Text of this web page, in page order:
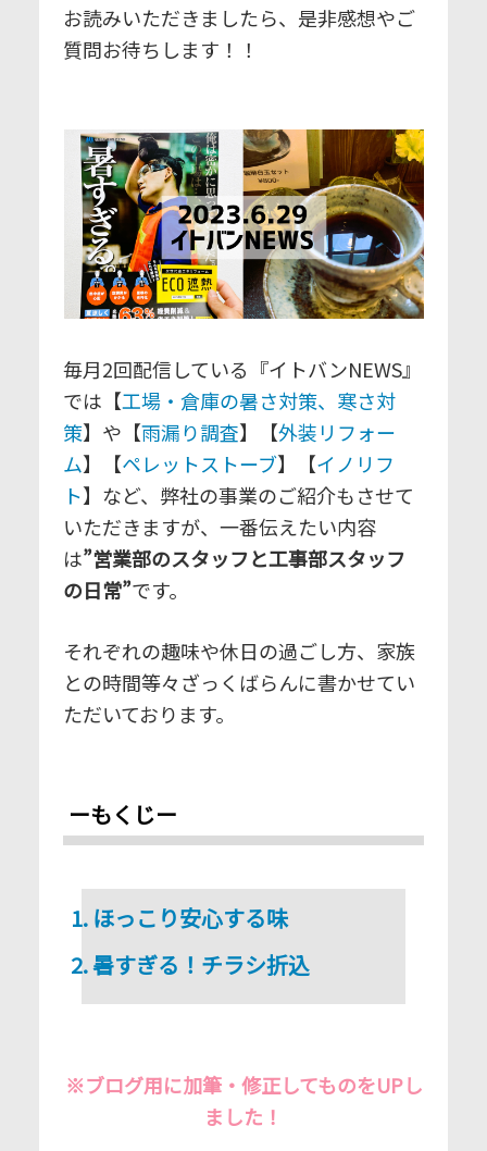
お読みいただきましたら、是非感想やご
質問お待ちします！！
毎月2回配信している『イトバンNEWS』
では【工場・倉庫の暑さ対策、寒さ対
策】や【雨漏り調査】【外装リフォー
ム】【ペレットストーブ】【イノリフ
ト】など、弊社の事業のご紹介もさせて
いただきますが、一番伝えたい内容
は”営業部のスタッフと工事部スタッフ
の日常”です。
それぞれの趣味や休日の過ごし方、家族
との時間等々ざっくばらんに書かせてい
ただいております。
ーもくじー
ほっこり安心する味
暑すぎる！チラシ折込
※ブログ用に加筆・修正してものをUPし
ました！